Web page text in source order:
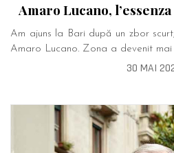
Amaro Lucano,
Am ajuns la Bari după un zbor
Amaro Lucano. Zona a devenit mai
30 MAI